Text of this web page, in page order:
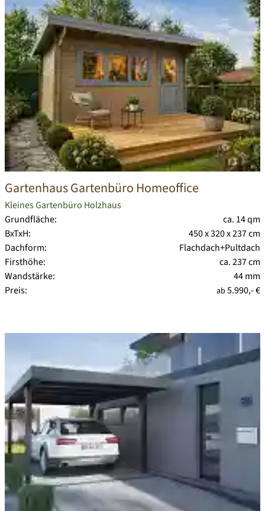
Gartenhaus Gartenbüro Homeoffice
Kleines Gartenbüro Holzhaus
Grundfläche:
ca. 14 qm
BxTxH:
450 x 320 x 237 cm
Dachform:
Flachdach+Pultdach
Firsthöhe:
ca. 237 cm
Wandstärke:
44 mm
Preis:
ab 5.990,- €